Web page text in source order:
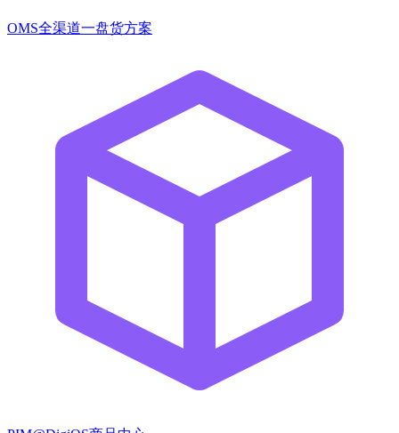
OMS全渠道一盘货方案